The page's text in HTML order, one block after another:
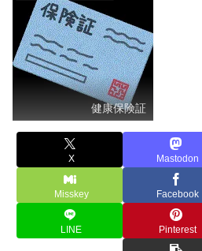
健康保険証
X Mastodon
Misskey Facebook
LINE Pinterest